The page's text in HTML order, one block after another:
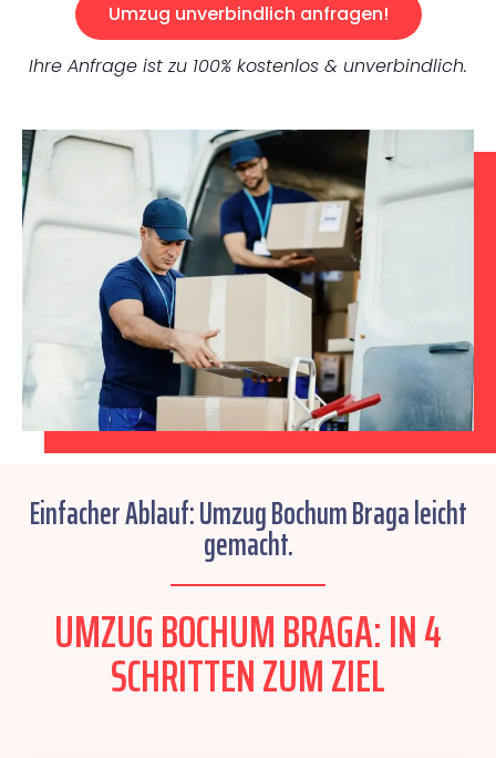
Umzug unverbindlich anfragen!
Ihre Anfrage ist zu 100% kostenlos & unverbindlich.
Einfacher Ablauf: Umzug Bochum Braga leicht
gemacht.
UMZUG BOCHUM BRAGA: IN 4
SCHRITTEN ZUM ZIEL